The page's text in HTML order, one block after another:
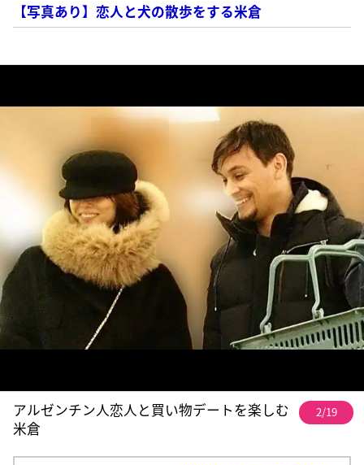
【写真あり】恋人と犬の散歩をする米倉
アルゼンチン人恋人と買い物デートを楽しむ
米倉
2/19